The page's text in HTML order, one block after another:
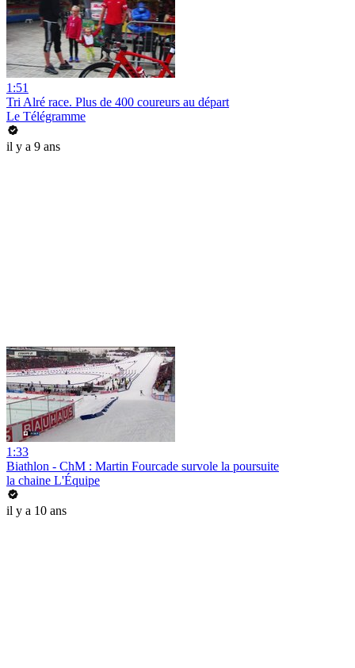
1:51
Tri Alré race. Plus de 400 coureurs au départ
Le Télégramme
il y a 9 ans
1:33
Biathlon - ChM : Martin Fourcade survole la poursuite
la chaine L'Équipe
il y a 10 ans